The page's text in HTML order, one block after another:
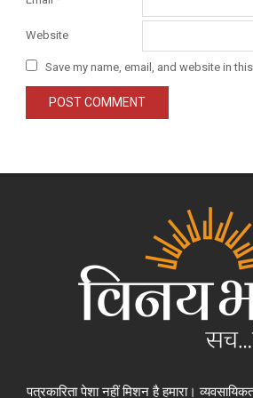
Website
Save my name, email, and website in
पत्रकारिता पेशा नहीं मिशन है हमारा।